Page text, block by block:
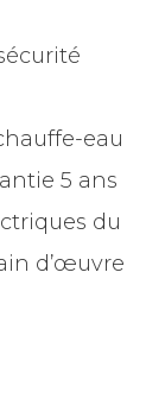
eau
5 ans
du
d’œuvre